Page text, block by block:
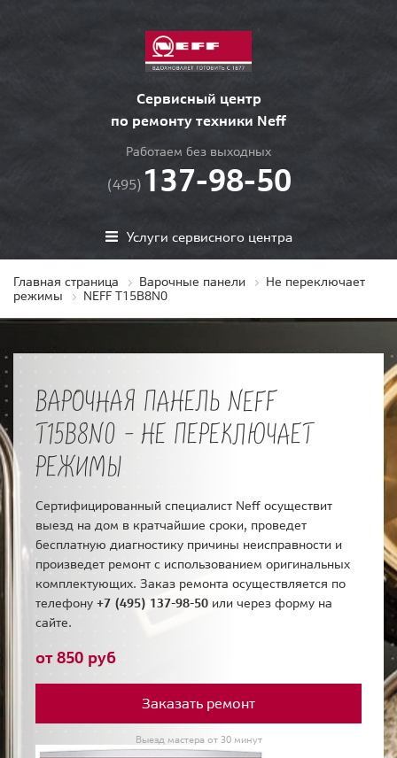
Сервисный центр
по ремонту техники Neff
Работаем без выходных
(495) 137-98-50
Услуги сервисного центра
Главная страница Варочные панели
Не переключает
режимы
NEFF T15B8N0
ВАРОЧНАЯ ПАНЕЛЬ NEFF
T15B8N0 - НЕ ПЕРЕКЛЮЧАЕТ
РЕЖИМЫ
Сертифицированный специалист Neff осуществит
выезд на дом в кратчайшие сроки, проведет
бесплатную диагностику причины неисправности и
произведет ремонт с использованием оригинальных
комплектующих. Заказ ремонта осуществляется по
телефону +7 (495) 137-98-50 или через форму на
сайте.
от 850 руб
Заказать ремонт
Выезд мастера от 30 минут